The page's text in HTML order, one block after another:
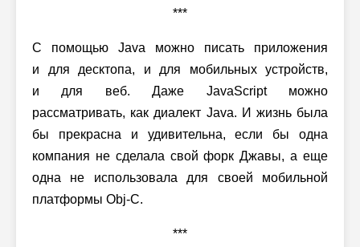
***
С помощью Java можно писать приложения
и для десктопа, и для мобильных устройств,
и для веб. Даже JavaScript можно
рассматривать, как диалект Java. И жизнь была
бы прекрасна и удивительна, если бы одна
компания не сделала свой форк Джавы, а еще
одна не использовала для своей мобильной
платформы Obj-C.
***